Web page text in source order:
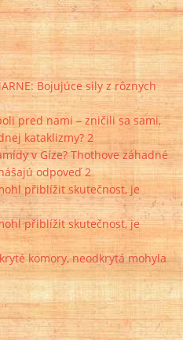
Bojujúce sily z rôznych
pred nami – zničili sa sami,
kataklizmy? 2
v Gíze? Thothove záhadné
odpoveď 2
přiblížit skutečnost, je
přiblížit skutečnost, je
komory, neodkrytá mohyla